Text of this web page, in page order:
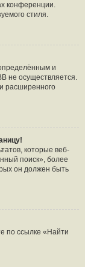
конференции.
стиля.
и
не осуществляется.
расширенного
которые веб-
поиск», более
он должен быть
по ссылке «Найти